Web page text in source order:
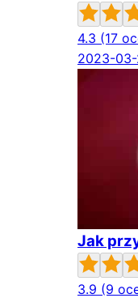
4.3 (17
2023-03-
Jak
3.9 (9